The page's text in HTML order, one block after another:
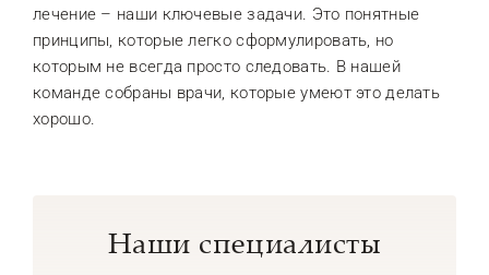
лечение – наши ключевые задачи. Это понятные
принципы, которые легко сформулировать, но
которым не всегда просто следовать. В нашей
команде собраны врачи, которые умеют это делать
хорошо.
Наши специалисты